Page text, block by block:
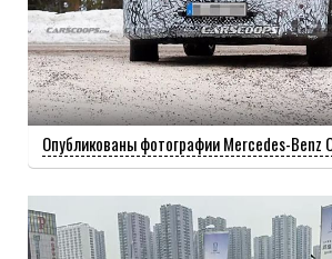
Опубликованы фотографии Mercedes-Benz